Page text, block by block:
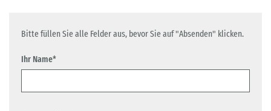
Bitte füllen Sie alle Felder aus, bevor Sie auf "Absenden" klicken.
Ihr Name*